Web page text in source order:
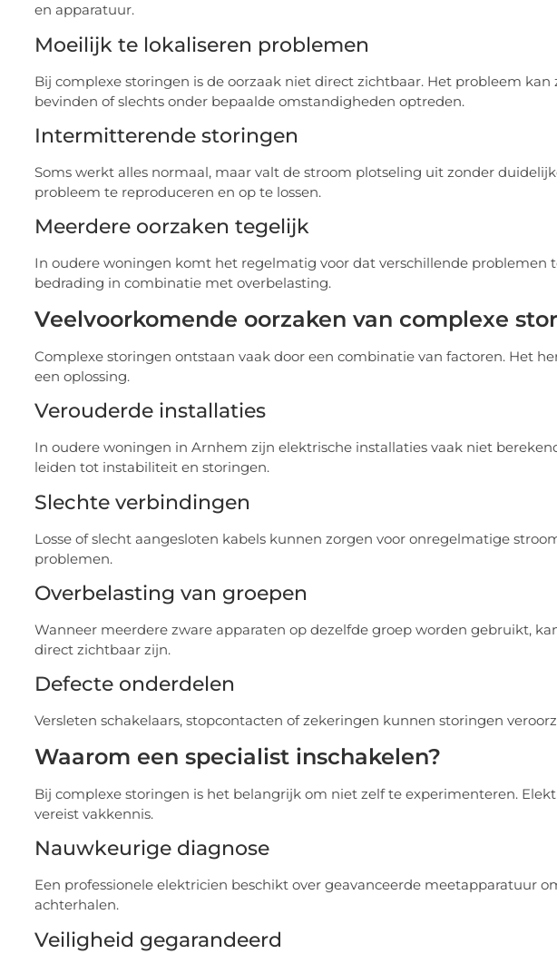
en apparatuur.
Moeilijk te lokaliseren problemen
Bij complexe storingen is de oorzaak niet direct zichtbaar. Het probleem
bevinden of slechts onder bepaalde omstandigheden optreden.
Intermitterende storingen
Soms werkt alles normaal, maar valt de stroom plotseling uit zonder
probleem te reproduceren en op te lossen.
Meerdere oorzaken tegelijk
In oudere woningen komt het regelmatig voor dat verschillende problemen
bedrading in combinatie met overbelasting.
Veelvoorkomende oorzaken van complexe
Complexe storingen ontstaan vaak door een combinatie van factoren. Het
een oplossing.
Verouderde installaties
In oudere woningen in Arnhem zijn elektrische installaties vaak niet
leiden tot instabiliteit en storingen.
Slechte verbindingen
Losse of slecht aangesloten kabels kunnen zorgen voor onregelmatige
problemen.
Overbelasting van groepen
Wanneer meerdere zware apparaten op dezelfde groep worden gebruikt,
direct zichtbaar zijn.
Defecte onderdelen
Versleten schakelaars, stopcontacten of zekeringen kunnen storingen
Waarom een specialist inschakelen?
Bij complexe storingen is het belangrijk om niet zelf te experimenteren.
vereist vakkennis.
Nauwkeurige diagnose
Een professionele elektricien beschikt over geavanceerde meetapparatuur
achterhalen.
Veiligheid gegarandeerd